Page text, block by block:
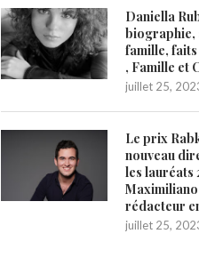
Daniella
biographie,
famille, faits
, Famille et
juillet 25,
Le prix
nouveau
les lauréats
rédacteur
juillet 25,